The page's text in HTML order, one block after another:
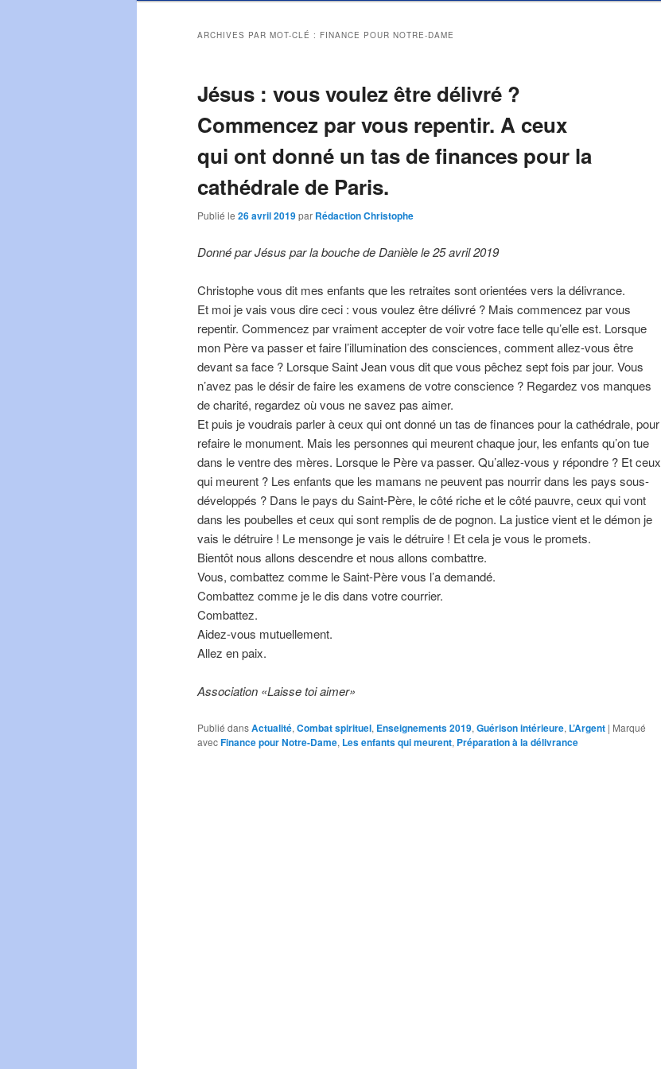
ARCHIVES PAR MOT-CLÉ : FINANCE POUR NOTRE-DAME
Jésus : vous voulez être délivré ?
Commencez par vous repentir. A ceux
qui ont donné un tas de finances pour la
cathédrale de Paris.
Publié le 26 avril 2019par Rédaction Christophe
Donné par Jésus par la bouche de Danièle le 25 avril 2019
Christophe vous dit mes enfants que les retraites sont orientées vers la délivrance.
Et moi je vais vous dire ceci : vous voulez être délivré ? Mais commencez par vous
repentir. Commencez par vraiment accepter de voir votre face telle qu’elle est. Lorsque
mon Père va passer et faire l’illumination des consciences, comment allez-vous être
devant sa face ? Lorsque Saint Jean vous dit que vous pêchez sept fois par jour. Vous
n’avez pas le désir de faire les examens de votre conscience ? Regardez vos manques
de charité, regardez où vous ne savez pas aimer.
Et puis je voudrais parler à ceux qui ont donné un tas de finances pour la cathédrale, pour
refaire le monument. Mais les personnes qui meurent chaque jour, les enfants qu’on tue
dans le ventre des mères. Lorsque le Père va passer. Qu’allez-vous y répondre ? Et ceux
qui meurent ? Les enfants que les mamans ne peuvent pas nourrir dans les pays sous-
développés ? Dans le pays du Saint-Père, le côté riche et le côté pauvre, ceux qui vont
dans les poubelles et ceux qui sont remplis de de pognon. La justice vient et le démon je
vais le détruire ! Le mensonge je vais le détruire ! Et cela je vous le promets.
Bientôt nous allons descendre et nous allons combattre.
Vous, combattez comme le Saint-Père vous l’a demandé.
Combattez comme je le dis dans votre courrier.
Combattez.
Aidez-vous mutuellement.
Allez en paix.
Association «Laisse toi aimer»
Publié dansActualité, Combat spirituel, Enseignements 2019, Guérison intérieure, L’Argent | Marqué
avecFinance pour Notre-Dame, Les enfants qui meurent, Préparation à la délivrance